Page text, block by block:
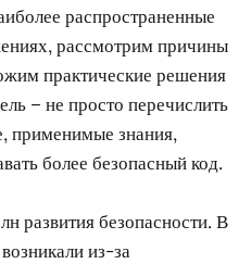
распространенные
рассмотрим причины
практические решения
– не просто перечислить
применимые знания,
более безопасный код.
развития безопасности. В
из-за